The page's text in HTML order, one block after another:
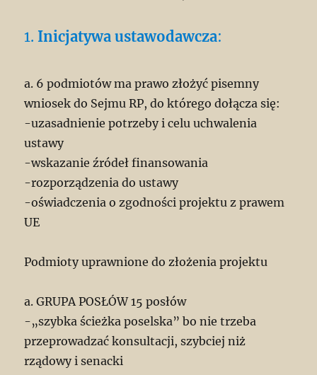
1. Inicjatywa ustawodawcza:
a. 6 podmiotów ma prawo złożyć pisemny
wniosek do Sejmu RP, do którego dołącza się:
-uzasadnienie potrzeby i celu uchwalenia
ustawy
-wskazanie źródeł finansowania
-rozporządzenia do ustawy
-oświadczenia o zgodności projektu z prawem
UE
Podmioty uprawnione do złożenia projektu
a. GRUPA POSŁÓW 15 posłów
-„szybka ścieżka poselska” bo nie trzeba
przeprowadzać konsultacji, szybciej niż
rządowy i senacki